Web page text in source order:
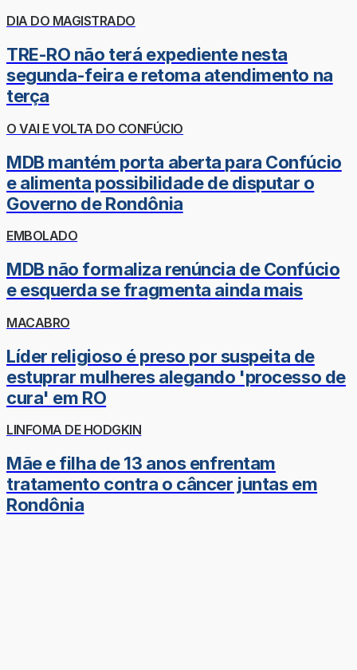
DIA DO MAGISTRADO
TRE-RO não terá expediente nesta
segunda-feira e retoma atendimento na
terça
O VAI E VOLTA DO CONFÚCIO
MDB mantém porta aberta para Confúcio
e alimenta possibilidade de disputar o
Governo de Rondônia
EMBOLADO
MDB não formaliza renúncia de Confúcio
e esquerda se fragmenta ainda mais
MACABRO
Líder religioso é preso por suspeita de
estuprar mulheres alegando 'processo de
cura' em RO
LINFOMA DE HODGKIN
Mãe e filha de 13 anos enfrentam
tratamento contra o câncer juntas em
Rondônia